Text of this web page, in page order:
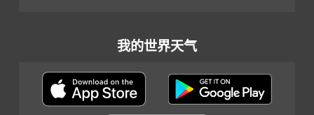
我的世界天气